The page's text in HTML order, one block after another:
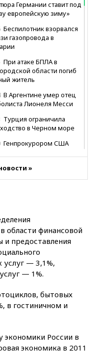
Германии ставит под
европейскую зиму»
Беспилотник взорвался
газопровода в
При атаке БПЛА в
области погиб
житель
В Аргентине умер отец
Лионеля Месси
Турция ограничила
в Черном море
Генпрокурором США
Пляжи Геленджика
Возгорание на Ильском
атакой БПЛА,
Суд оставил под
Rolls-Royce блогера
При столкновении
и лодки под Самарой
два человека
Силы ПВО перехватили
»
области финансовой
предоставления
услуг — 3,1%,
— 1%.
бытовых
в гостиничном и
экономики России в
экономика в 2011